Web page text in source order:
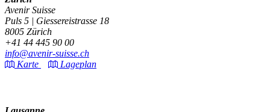
Avenir Suisse
Puls 5 | Giessereistrasse 18
8005 Zürich
+41 44 445 90 00
info@avenir-suisse.ch
Karte
Lageplan